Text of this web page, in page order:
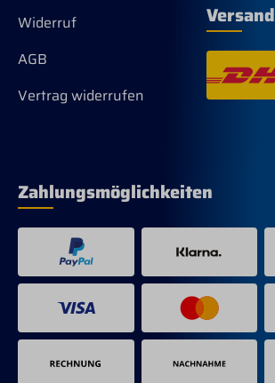
Widerruf
AGB
Vertrag widerrufen
Versand
Zahlungsmöglichkeiten